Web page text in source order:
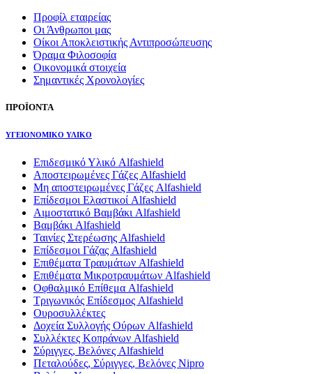
Προφίλ εταιρείας
Οι Άνθρωποι μας
Οίκοι Αποκλειστικής Αντιπροσώπευσης
Όραμα Φιλοσοφία
Οικονομικά στοιχεία
Σημαντικές Χρονολογίες
ΠΡΟΪΟΝΤΑ
ΥΓΕΙΟΝΟΜΙΚΟ ΥΛΙΚΟ
Επιδεσμικό Υλικό Alfashield
Αποστειρωμένες Γάζες Alfashield
Μη αποστειρωμένες Γάζες Alfashield
Επίδεσμοι Ελαστικοί Alfashield
Αιμοστατικό Βαμβάκι Alfashield
Βαμβάκι Alfashield
Ταινίες Στερέωσης Alfashield
Επίδεσμοι Γάζας Alfashield
Επιθέματα Τραυμάτων Alfashield
Επιθέματα Μικροτραυμάτων Alfashield
Οφθαλμικό Eπίθεμα Alfashield
Τριγωνικός Επίδεσμος Alfashield
Ουροσυλλέκτες
Δοχεία Συλλογής Ούρων Alfashield
Συλλέκτες Κοπράνων Alfashield
Σύριγγες, Βελόνες Alfashield
Πεταλούδες, Σύριγγες, Βελόνες Nipro